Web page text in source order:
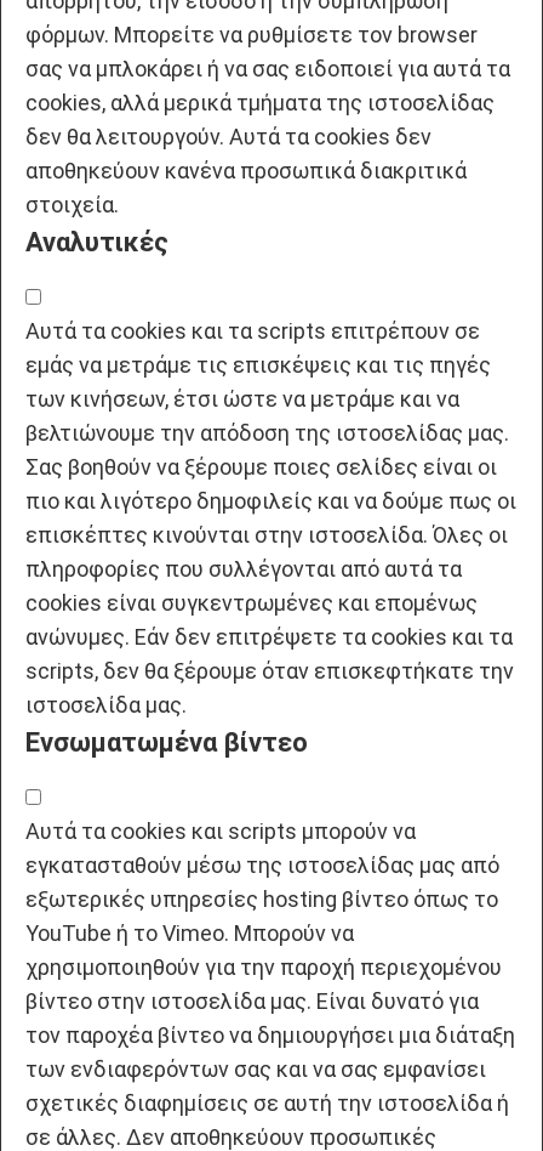
φόρμων. Μπορείτε να ρυθμίσετε τον browser
σας να μπλοκάρει ή να σας ειδοποιεί για αυτά τα
cookies, αλλά μερικά τμήματα της ιστοσελίδας
δεν θα λειτουργούν. Αυτά τα cookies δεν
αποθηκεύουν κανένα προσωπικά διακριτικά
στοιχεία.
Αναλυτικές
Αυτά τα cookies και τα scripts επιτρέπουν σε
εμάς να μετράμε τις επισκέψεις και τις πηγές
των κινήσεων, έτσι ώστε να μετράμε και να
βελτιώνουμε την απόδοση της ιστοσελίδας μας.
Σας βοηθούν να ξέρουμε ποιες σελίδες είναι οι
πιο και λιγότερο δημοφιλείς και να δούμε πως οι
επισκέπτες κινούνται στην ιστοσελίδα. Όλες οι
πληροφορίες που συλλέγονται από αυτά τα
cookies είναι συγκεντρωμένες και επομένως
ανώνυμες. Εάν δεν επιτρέψετε τα cookies και τα
scripts, δεν θα ξέρουμε όταν επισκεφτήκατε την
ιστοσελίδα μας.
Ενσωματωμένα βίντεο
Αυτά τα cookies και scripts μπορούν να
εγκατασταθούν μέσω της ιστοσελίδας μας από
εξωτερικές υπηρεσίες hosting βίντεο όπως το
YouTube ή το Vimeo. Μπορούν να
χρησιμοποιηθούν για την παροχή περιεχομένου
βίντεο στην ιστοσελίδα μας. Είναι δυνατό για
τον παροχέα βίντεο να δημιουργήσει μια διάταξη
των ενδιαφερόντων σας και να σας εμφανίσει
σχετικές διαφημίσεις σε αυτή την ιστοσελίδα ή
σε άλλες. Δεν αποθηκεύουν προσωπικές